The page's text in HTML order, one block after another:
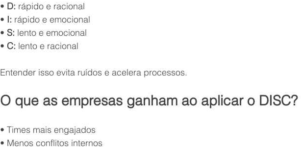
• D: rápido e racional
• I: rápido e emocional
• S: lento e emocional
• C: lento e racional
Entender isso evita ruídos e acelera processos.
O que as empresas ganham ao aplicar o DISC?
• Times mais engajados
• Menos conflitos internos